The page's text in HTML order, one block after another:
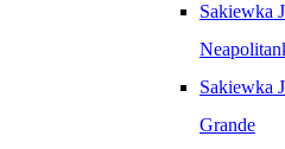
Sakiewka
Sakiewka
Grande